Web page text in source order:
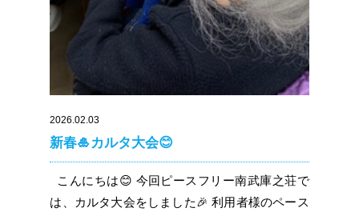
2026.02.03
新春🎍カルタ大会😊
こんにちは😊 今回ピースフリー南武庫之荘で
は、カルタ大会をしました🎉 利用者様のペース